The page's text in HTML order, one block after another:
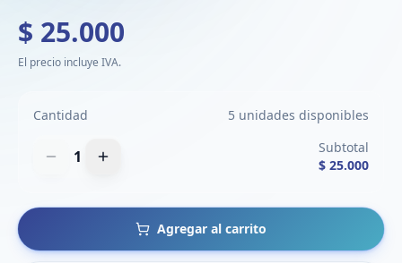
$ 25.000
El precio incluye IVA.
Cantidad 5 unidades disponibles
1
Subtotal
$ 25.000
Agregar al carrito